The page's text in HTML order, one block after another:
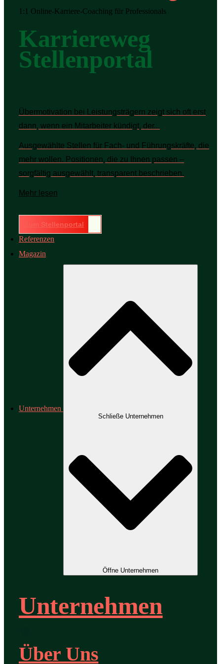
1:1 Online-Karriere-Coaching für Professionals
Karriereweg
Stellenportal
Übermotivation bei Leistungsträgern zeigt sich oft erst
dann, wenn ein Mitarbeiter kündigt, der...
Ausgewählte Stellen für Fach- und Führungskräfte, die
mehr wollen. Positionen, die zu Ihnen passen –
sorgfältig ausgewählt, transparent beschrieben.
Mehr lesen
Zum Stellenportal
Referenzen
Magazin
Unternehmen
Schließe Unternehmen
Öffne Unternehmen
Unternehmen
Über Uns